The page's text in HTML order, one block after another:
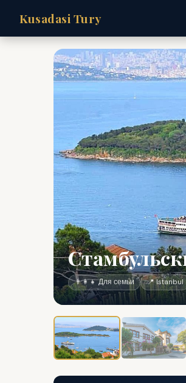
Kusadasi Tury
👨‍👩‍👧 Для семьи 📍 Istanbul